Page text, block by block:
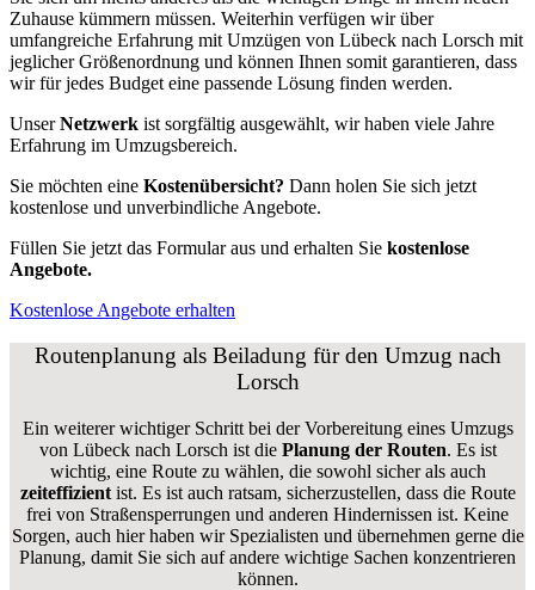
Zuhause kümmern müssen. Weiterhin verfügen wir über
umfangreiche Erfahrung mit Umzügen von Lübeck nach Lorsch mit
jeglicher Größenordnung und können Ihnen somit garantieren, dass
wir für jedes Budget eine passende Lösung finden werden.
UnserNetzwerk ist sorgfältig ausgewählt, wir haben viele Jahre
Erfahrung im Umzugsbereich.
Sie möchten eine Kostenübersicht? Dann holen Sie sich jetzt
kostenlose und unverbindliche Angebote.
Füllen Sie jetzt das Formular aus und erhalten Sie kostenlose
Angebote.
Kostenlose Angebote erhalten
Routenplanung als Beiladung für den Umzug nach
Lorsch
Ein weiterer wichtiger Schritt bei der Vorbereitung eines Umzugs
von Lübeck nach Lorsch ist diePlanung der Routen. Es ist
wichtig, eine Route zu wählen, die sowohl sicher als auch
zeiteffizientist. Es ist auch ratsam, sicherzustellen, dass die Route
frei von Straßensperrungen und anderen Hindernissen ist. Keine
Sorgen, auch hier haben wir Spezialisten und übernehmen gerne die
Planung, damit Sie sich auf andere wichtige Sachen konzentrieren
können.